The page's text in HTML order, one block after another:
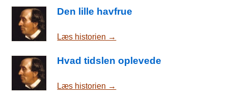
Den lille havfrue
Læs historien →
Hvad tidslen oplevede
Læs historien →